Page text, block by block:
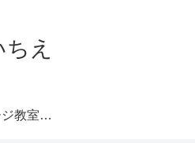
え
教室の